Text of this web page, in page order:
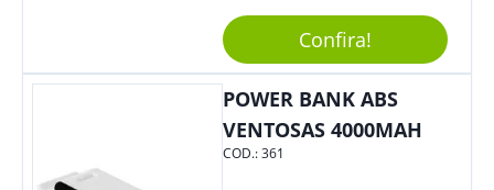
Elástico Permite Maior
Segurança Ao Carregá-Lo.
Ofereça A Seus Clientes E
Colaboradores, Sem Dúvidas
Eles Irão Adorar.
Confira!
POWER BANK ABS
VENTOSAS 4000MAH
COD.:361